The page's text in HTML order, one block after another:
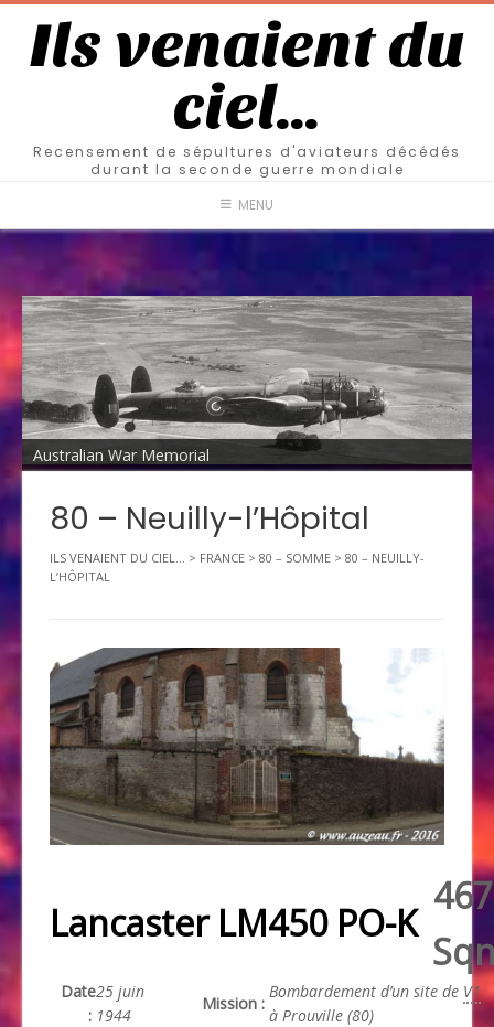
Ils venaient du
ciel…
Recensement de sépultures d'aviateurs décédés
durant la seconde guerre mondiale
MENU
Australian War Memorial
80 – Neuilly-l’Hôpital
ILS VENAIENT DU CIEL... > FRANCE > 80 – SOMME > 80 – NEUILLY-
L’HÔPITAL
Lancaster LM450 PO-K
467
Date
:
25 juin
1944
Mission :
Bombardement d’un site de V1
à Prouville (80)